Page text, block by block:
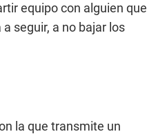
equipo con alguien que
seguir, a no bajar los
la que transmite un